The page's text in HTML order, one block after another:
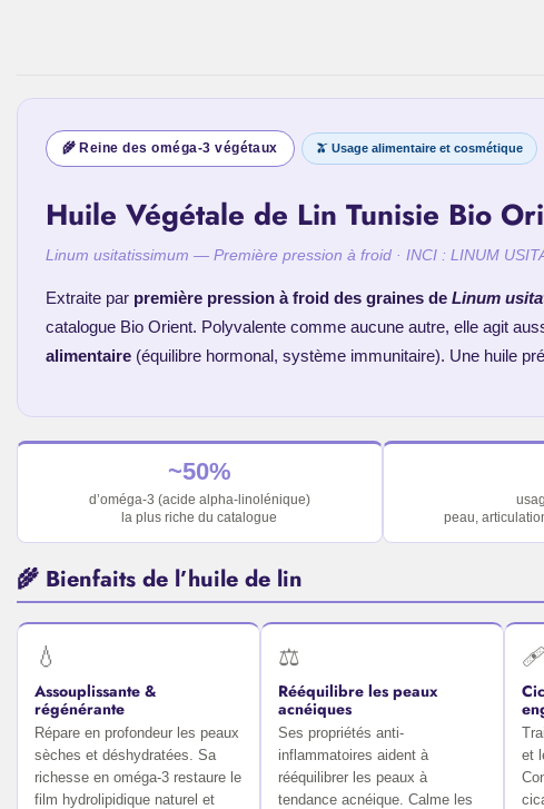
🌾 Reine des oméga-3 végétaux 🫒 Usage alimentaire et cosmétique
Huile Végétale de Lin Tunisie Bio
Linum usitatissimum — Première pression à froid · INCI : LINUM
Extraite par première pression à froid des graines de Linum
catalogue Bio Orient. Polyvalente comme aucune autre, elle agit
alimentaire (équilibre hormonal, système immunitaire). Une huile
~50%
d’oméga-3 (acide alpha-linolénique)
la plus riche du catalogue
peau,
🌾 Bienfaits de l’huile de lin
💧
Assouplissante &
régénérante
Répare en profondeur les peaux
sèches et déshydratées. Sa
richesse en oméga-3 restaure le
film hydrolipidique naturel et
⚖️
Rééquilibre les peaux
acnéiques
Ses propriétés anti-
inflammatoires aident à
rééquilibrer les peaux à
tendance acnéique. Calme les
🩹
et